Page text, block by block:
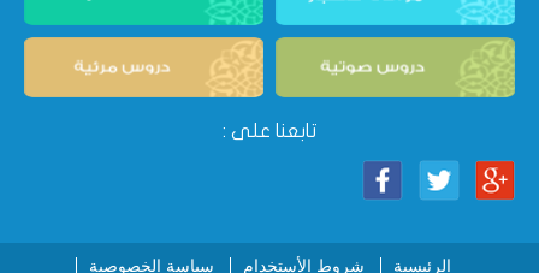
تابعنا على :
الرئيسية شروط الأستخدام سياسة الخصوصية